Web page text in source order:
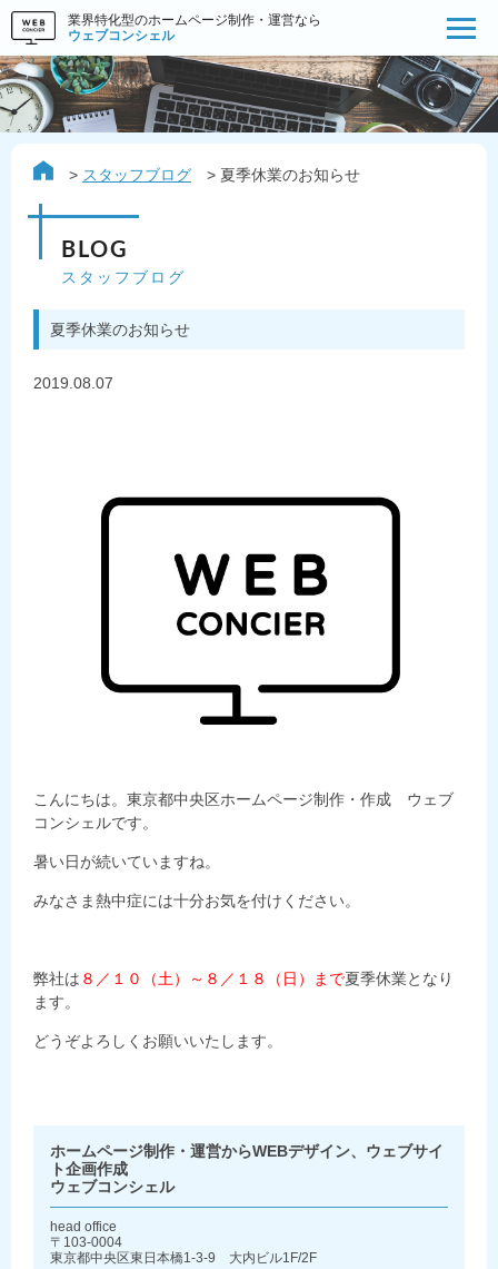
業界特化型のホームページ制作・運営なら
ウェブコンシェル
スタッフブログ 夏季休業のお知らせ
BLOG
スタッフブログ
夏季休業のお知らせ
2019.08.07
こんにちは。東京都中央区ホームページ制作・作成 ウェブ
コンシェルです。
暑い日が続いていますね。
みなさま熱中症には十分お気を付けください。
弊社は ８／１０（土）～８／１８（日）まで夏季休業となり
ます。
どうぞよろしくお願いいたします。
ホームページ制作・運営からWEBデザイン、ウェブサイ
ト企画作成
ウェブコンシェル
head office
〒103-0004
東京都中央区東日本橋1-3-9 大内ビル1F/2F